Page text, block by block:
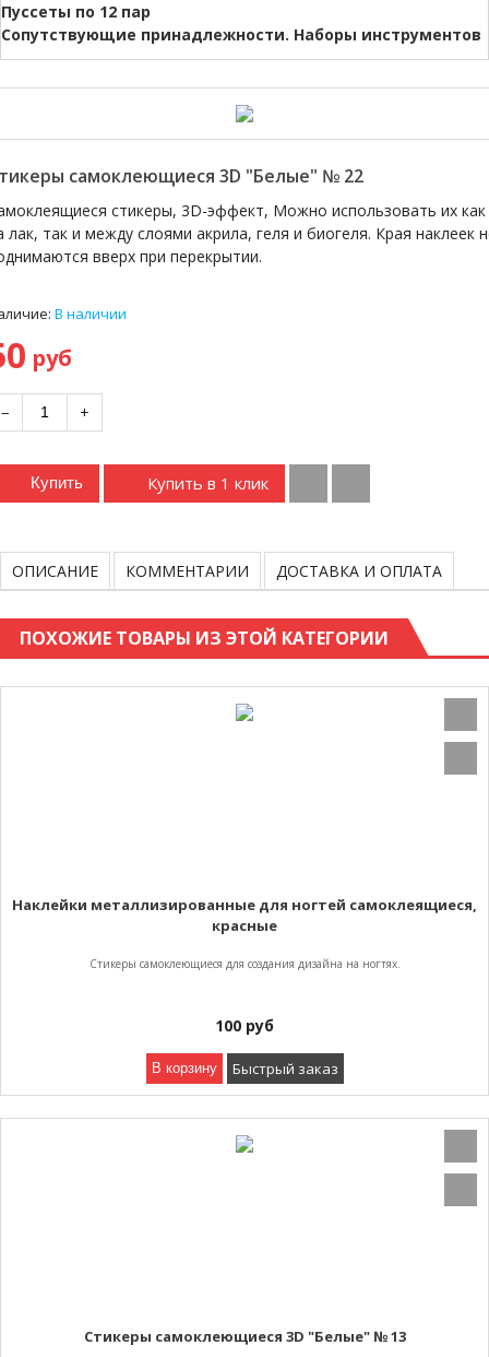
Пуссеты по 12 пар
Cопутствующие принадлежности. Наборы инструментов
самоклеющиеся 3D "Белые" № 22
стикеры, 3D-эффект, Можно использовать их как
лак, так и между слоями акрила, геля и биогеля. Края наклеек
вверх при перекрытии.
В наличии
руб
− +
Купить Купить в 1 клик
ОПИСАНИЕ КОММЕНТАРИИ ДОСТАВКА И ОПЛАТА
ПОХОЖИЕ ТОВАРЫ ИЗ ЭТОЙ КАТЕГОРИИ
Наклейки металлизированные для ногтей самоклеящиеся,
красные
Стикеры самоклеющиеся для создания дизайна на ногтях.
100 руб
В корзину Быстрый заказ
Стикеры самоклеющиеся 3D "Белые" № 13